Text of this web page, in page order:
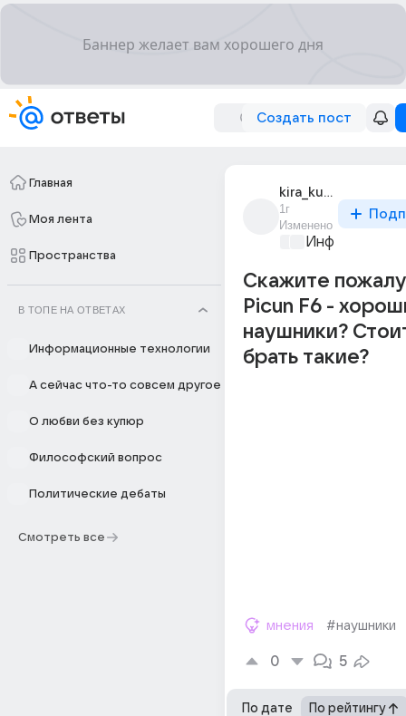
Создать пост
Главная
Моя лента
Пространства
В ТОПЕ НА ОТВЕТАХ
Информационные технологии
А сейчас что-то совсем другое
О любви без купюр
Философский вопрос
Политические дебаты
Смотреть все
kira_kursedova
1г
Изменено
Скажите
Picun F6 -
наушники?
брать такие?
мнения #наушники
0 5
По дате По рейтингу